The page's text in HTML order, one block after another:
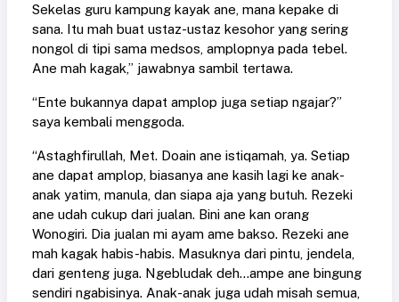
Sekelas guru kampung kayak ane, mana kepake di
sana. Itu mah buat ustaz-ustaz kesohor yang sering
nongol di tipi sama medsos, amplopnya pada tebel.
Ane mah kagak,” jawabnya sambil tertawa.
“Ente bukannya dapat amplop juga setiap ngajar?”
saya kembali menggoda.
“Astaghfirullah, Met. Doain ane istiqamah, ya. Setiap
ane dapat amplop, biasanya ane kasih lagi ke anak-
anak yatim, manula, dan siapa aja yang butuh. Rezeki
ane udah cukup dari jualan. Bini ane kan orang
Wonogiri. Dia jualan mi ayam ame bakso. Rezeki ane
mah kagak habis-habis. Masuknya dari pintu, jendela,
dari genteng juga. Ngebludak deh…ampe ane bingung
sendiri ngabisinya. Anak-anak juga udah misah semua,